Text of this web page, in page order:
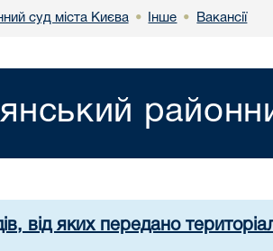
суд міста Києва • Інше • Вакансії
від яких передано